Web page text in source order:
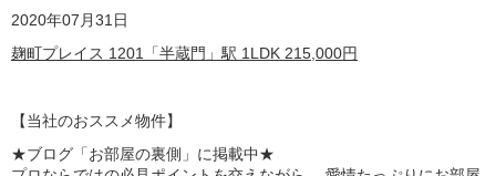
2020年07月31日
麹町プレイス 1201「半蔵門」駅 1LDK 215,000円
【当社のおススメ物件】
★ブログ「お部屋の裏側」に掲載中★